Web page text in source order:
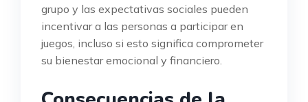
grupo y las expectativas sociales pueden
incentivar a las personas a participar en
juegos, incluso si esto significa comprometer
su bienestar emocional y financiero.